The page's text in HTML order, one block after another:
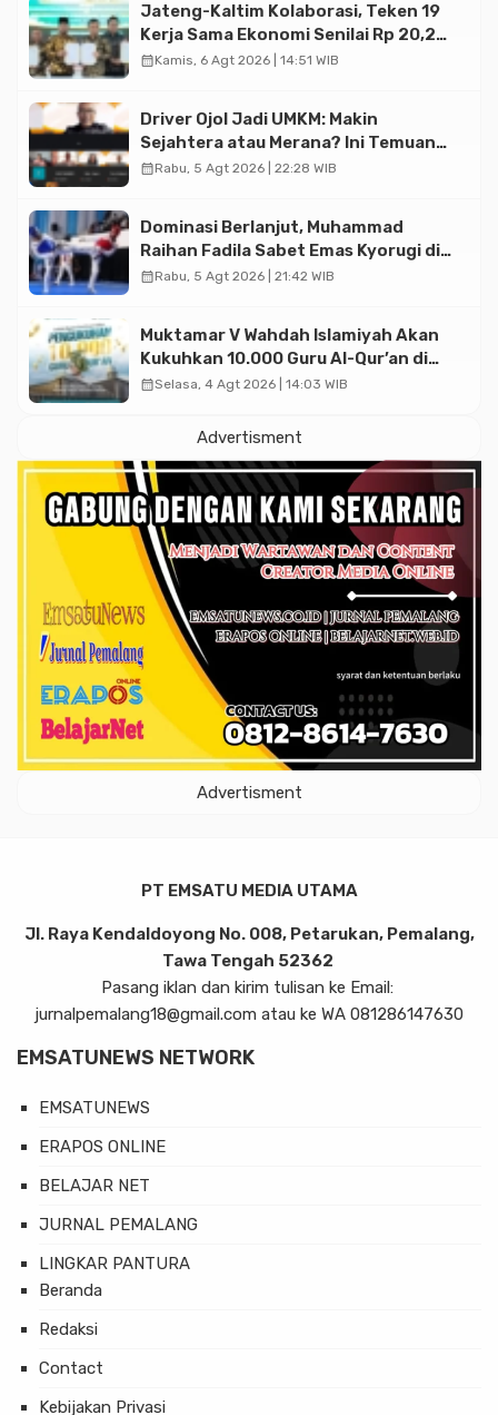
Jateng-Kaltim Kolaborasi, Teken 19
Kerja Sama Ekonomi Senilai Rp 20,2
Triliun
calendar_monthKamis, 6 Agt 2026 | 14:51 WIB
Driver Ojol Jadi UMKM: Makin
Sejahtera atau Merana? Ini Temuan
Diskusi Paramadina
calendar_monthRabu, 5 Agt 2026 | 22:28 WIB
Dominasi Berlanjut, Muhammad
Raihan Fadila Sabet Emas Kyorugi di
Asian Taekwondo Indonesia Open
calendar_monthRabu, 5 Agt 2026 | 21:42 WIB
Muktamar V Wahdah Islamiyah Akan
Kukuhkan 10.000 Guru Al-Qur’an di
Masjid Istiqlal
calendar_monthSelasa, 4 Agt 2026 | 14:03 WIB
Advertisment
Advertisment
PT EMSATU MEDIA UTAMA
Jl. Raya Kendaldoyong No. 008, Petarukan, Pemalang,
Tawa Tengah 52362
Pasang iklan dan kirim tulisan ke Email:
jurnalpemalang18@gmail.com atau ke WA 081286147630
EMSATUNEWS NETWORK
EMSATUNEWS
ERAPOS ONLINE
BELAJAR NET
JURNAL PEMALANG
LINGKAR PANTURA
Beranda
Redaksi
Contact
Kebijakan Privasi